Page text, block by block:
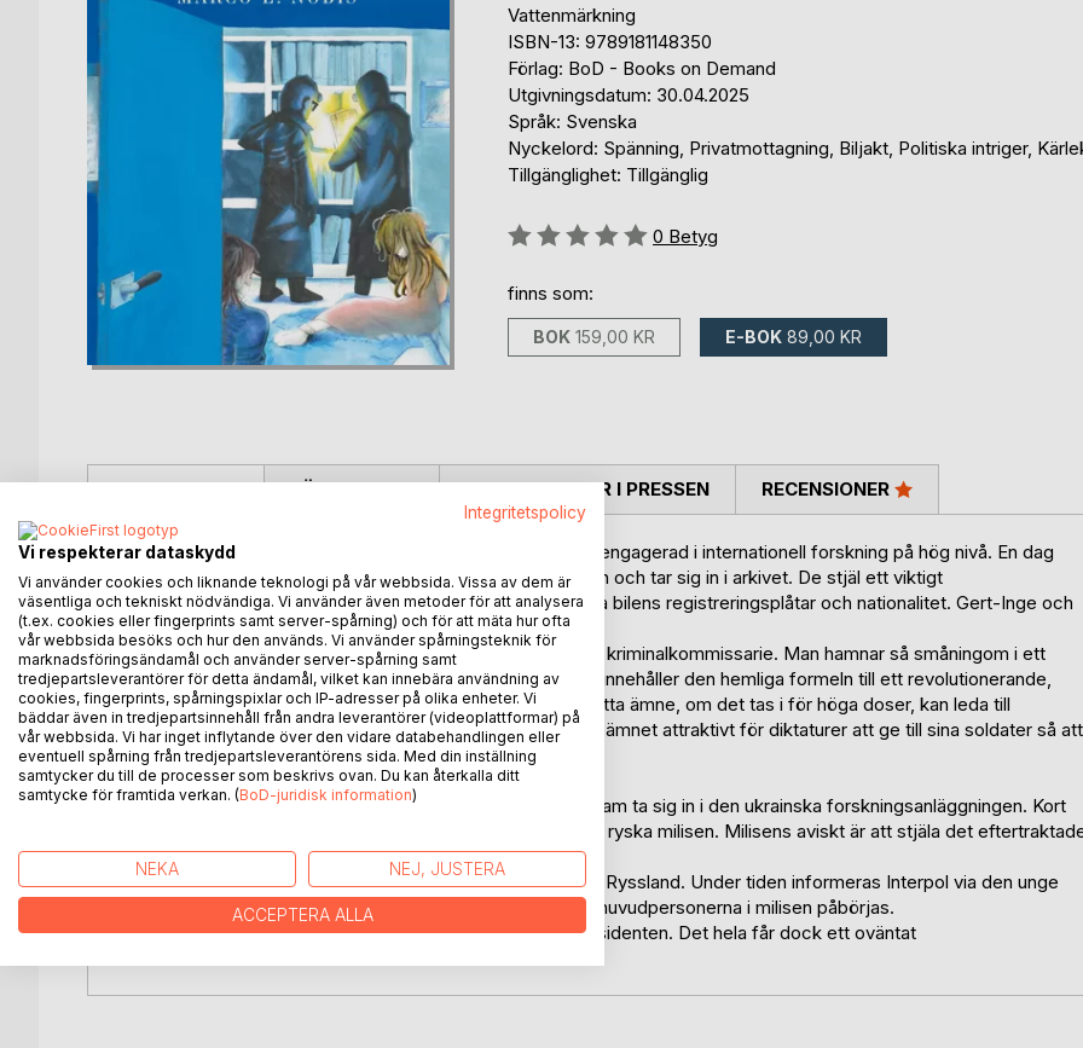
Vattenmärkning
ISBN-13: 9789181148350
Förlag: BoD - Books on Demand
Utgivningsdatum: 30.04.2025
Språk: Svenska
Nyckelord: Spänning, Privatmottagning, Biljakt, Politiska intriger,
Tillgänglighet: Tillgänglig
Betyg::
0 Betyg
finns som:
BOK 159,00 KR E-BOK 89,00 KR
BESKRIVNING
Handlingen utspelar sig i Malmö på en privat klinik som är engagerad i internationell forskning på hög nivå. En dag
bryter sig två personer in i kliniken, övermannar personalen och tar sig in i arkivet. De stjäl ett viktigt
forskningsdokument. Tack vare vittnen kan man identifiera bilens registreringsplåtar och nationalitet. Gert-Inge och
hans team startar jakten på
förövarna. Jakten går genom Europa med hjälp av en tysk kriminalkommissarie. Man hamnar så småningom i ett
stort forskningscentrum i Ukraina. Det stulna dokumentet innehåller den hemliga formeln till ett revolutionerande,
banbrytande ämne som kan bota Alzheimers sjukdom. Detta ämne, om det tas i för höga doser, kan leda till
aggressivitet och uttalad muskelkraft. Denna biverkan gör ämnet attraktivt för diktaturer att ge till sina soldater så att
de kan bli känslokalla mördarmaskiner.
Efter diverse komplikationer lyckas Gert-Inge och hans team ta sig in i den ukrainska forskningsanläggningen. Kort
därefter blir anläggningen attackerad av den kända privata ryska milisen. Milisens aviskt är att stjäla det
kemiska ämnet.
Jakten fortsätter genom ukrainska skogar mot gränsen till Ryssland. Under tiden informeras Interpol via den unge
kriminalkommissarien Niels från Malmö. Jakten på de två huvudpersonerna i milisen påbörjas.
Samtidigt sker ett hemskt attentat mot den ukrainske presidenten. Det hela får dock ett oväntat
FÖRFATTARE KOMMENTARER I PRESSEN RECENSIONER
Integritetspolicy
Vi respekterar dataskydd
Vi använder cookies och liknande teknologi på vår webbsida. Vissa av dem är
väsentliga och tekniskt nödvändiga. Vi använder även metoder för att analysera
(t.ex. cookies eller fingerprints samt server-spårning) och för att mäta hur ofta
vår webbsida besöks och hur den används. Vi använder spårningsteknik för
marknadsföringsändamål och använder server-spårning samt
tredjepartsleverantörer för detta ändamål, vilket kan innebära användning av
cookies, fingerprints, spårningspixlar och IP-adresser på olika enheter. Vi
bäddar även in tredjepartsinnehåll från andra leverantörer (videoplattformar) på
vår webbsida. Vi har inget inflytande över den vidare databehandlingen eller
eventuell spårning från tredjepartsleverantörens sida. Med din inställning
samtycker du till de processer som beskrivs ovan. Du kan återkalla ditt
samtycke för framtida verkan. (BoD-juridisk information)
NEKA NEJ, JUSTERA
ACCEPTERA ALLA